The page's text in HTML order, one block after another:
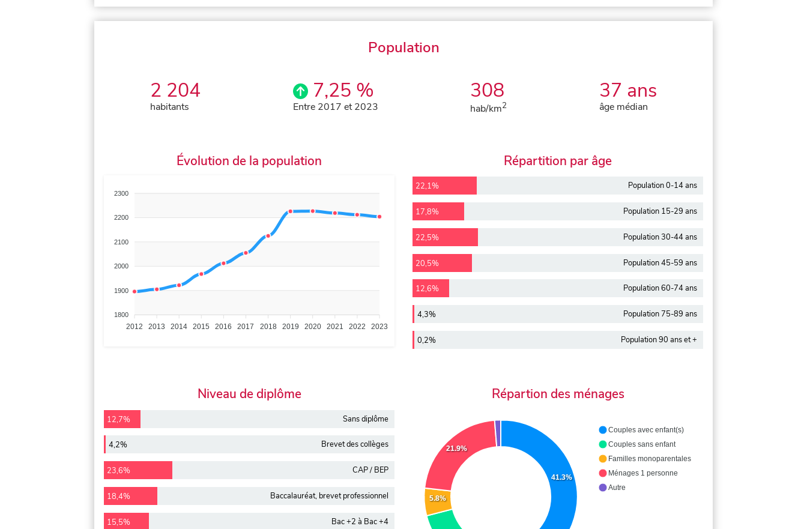
Population
2 204
habitants
7,25 %
Entre 2017 et 2023
308
hab/km2
37 ans
âge médian
Évolution de la population
2300
2200
2100
2000
1900
1800
2012 2013 2014 2015 2016 2017 2018 2019 2020 2021 2022 2023
Répartition par âge
22,1% Population 0-14 ans
17,8% Population 15-29 ans
22,5% Population 30-44 ans
20,5% Population 45-59 ans
12,6% Population 60-74 ans
4,3% Population 75-89 ans
0,2% Population 90 ans et +
Niveau de diplôme
12,7% Sans diplôme
4,2% Brevet des collèges
23,6% CAP / BEP
18,4% Baccalauréat, brevet professionnel
15,5% Bac +2 à Bac +4
Répartion des ménages
41.3%
5.8%
21.9%
Couples avec enfant(s)
Couples sans enfant
Familles monoparentales
Ménages 1 personne
Autre